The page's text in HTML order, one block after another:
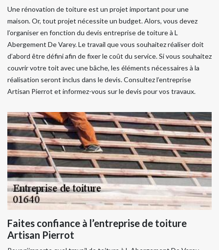
Une rénovation de toiture est un projet important pour une
maison. Or, tout projet nécessite un budget. Alors, vous devez
l’organiser en fonction du devis entreprise de toiture à L
Abergement De Varey. Le travail que vous souhaitez réaliser doit
d’abord être défini afin de fixer le coût du service. Si vous souhaitez
couvrir votre toit avec une bâche, les éléments nécessaires à la
réalisation seront inclus dans le devis. Consultez l’entreprise
Artisan Pierrot et informez-vous sur le devis pour vos travaux.
Faites confiance à l’entreprise de toiture
Artisan Pierrot